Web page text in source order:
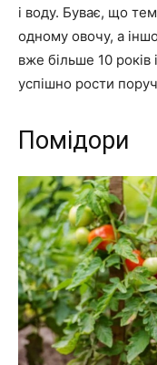
і воду. Буває, що
одному овочу, а
вже більше 10
успішно рости
Помідори